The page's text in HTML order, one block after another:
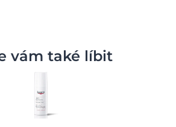
vám také líbit